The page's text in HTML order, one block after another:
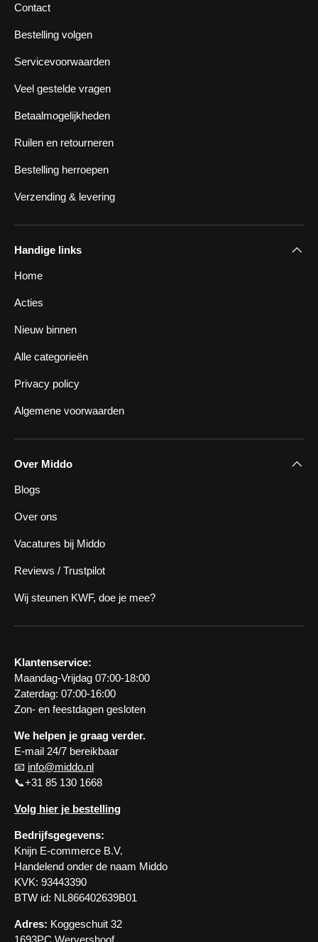
Contact
Bestelling volgen
Servicevoorwaarden
Veel gestelde vragen
Betaalmogelijkheden
Ruilen en retourneren
Bestelling herroepen
Verzending & levering
Handige links
Home
Acties
Nieuw binnen
Alle categorieën
Privacy policy
Algemene voorwaarden
Over Middo
Blogs
Over ons
Vacatures bij Middo
Reviews / Trustpilot
Wij steunen KWF, doe je mee?
Klantenservice:
Maandag-Vrijdag 07:00-18:00
Zaterdag: 07:00-16:00
Zon- en feestdagen gesloten
We helpen je graag verder.
E-mail 24/7 bereikbaar
📧 info@middo.nl
📞+31 85 130 1668
Volg hier je bestelling
Bedrijfsgegevens:
Knijn E-commerce B.V.
Handelend onder de naam Middo
KVK: 93443390
BTW id: NL866402639B01
Adres: Koggeschuit 32
1693PC Wervershoof